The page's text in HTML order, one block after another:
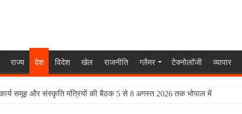
राज्य देश विदेश खेल राजनीति ग्लैमर टेक्नोलॉजी व्यापार
समूह और संस्कृति मंत्रियों की बैठक 5 से 8 अगस्त 2026 तक भोपाल में